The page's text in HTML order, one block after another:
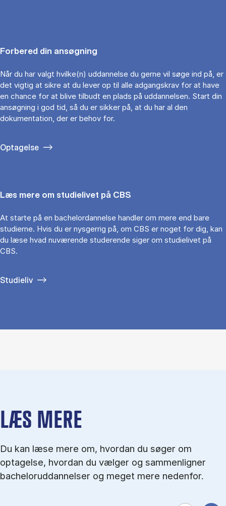
Forbered din ansøgning
Når du har valgt hvilke(n) uddannelse du gerne vil søge ind på, er
det vigtig at sikre at du lever op til alle adgangskrav for at have
en chance for at blive tilbudt en plads på uddannelsen. Start din
ansøgning i god tid, så du er sikker på, at du har al den
dokumentation, der er behov for.
Optagelse
Læs mere om studielivet på CBS
At starte på en bachelordannelse handler om mere end bare
studierne. Hvis du er nysgerrig på, om CBS er noget for dig, kan
du læse hvad nuværende studerende siger om studielivet på
CBS.
Studieliv
LÆS MERE
Du kan læse mere om, hvordan du søger om
optagelse, hvordan du vælger og sammenligner
bacheloruddannelser og meget mere nedenfor.